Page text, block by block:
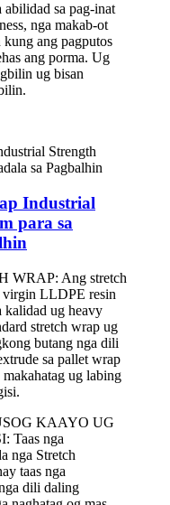
abilidad sa pag-inat
nga makab-ot
ang pagputos
ang porma. Ug
ug bisan
Industrial
para sa
WRAP: Ang stretch
virgin LLDPE resin
kalidad ug heavy
stretch wrap ug
butang nga dili
sa pallet wrap
ug labing
KAAYO UG
Taas nga
nga Stretch
taas nga
dili daling